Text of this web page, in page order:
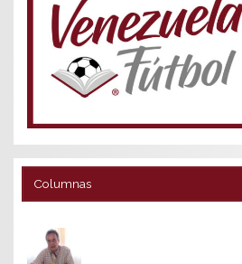
Columnas